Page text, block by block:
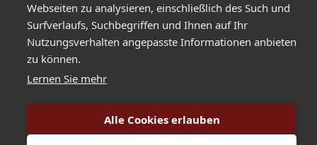
Greimelstraße 24a / 83236 Übersee / Germany
+49 8642 596 580/
+49 8642 596 58-29 /
Webseiten zu analysieren, einschließlich des Such und
Surfverlaufs, Suchbegriffen und Ihnen auf Ihr
Nutzungsverhalten angepasste Informationen anbieten
zu können.
Lernen Sie mehr
Alle Cookies erlauben